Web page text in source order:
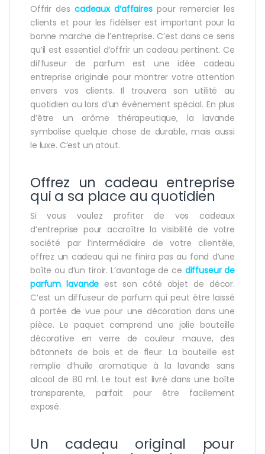
Offrir descadeaux d’affaires pour remercier les
clients et pour les fidéliser est important pour la
bonne marche de l’entreprise. C’est dans ce sens
qu’il est essentiel d’offrir un cadeau pertinent. Ce
diffuseur de parfum est une idée cadeau
entreprise originale pour montrer votre attention
envers vos clients. Il trouvera son utilité au
quotidien ou lors d’un évènement spécial. En plus
d’être un arôme thérapeutique, la lavande
symbolise quelque chose de durable, mais aussi
le luxe. C’est un atout.
Offrez un cadeau entreprise
qui a sa place au quotidien
Si vous voulez profiter de vos cadeaux
d’entreprise pour accroître la visibilité de votre
société par l’intermédiaire de votre clientèle,
offrez un cadeau qui ne finira pas au fond d’une
boîte ou d’un tiroir. L’avantage de ce diffuseur de
parfum lavande est son côté objet de décor.
C’est un diffuseur de parfum qui peut être laissé
à portée de vue pour une décoration dans une
pièce. Le paquet comprend une jolie bouteille
décorative en verre de couleur mauve, des
bâtonnets de bois et de fleur. La bouteille est
remplie d’huile aromatique à la lavande sans
alcool de 80 ml. Le tout est livré dans une boîte
transparente, parfait pour être facilement
exposé.
Un cadeau original pour